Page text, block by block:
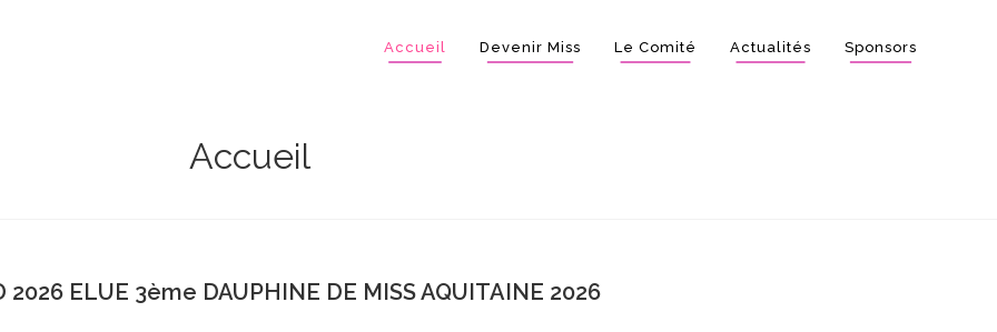
Accueil Devenir Miss Le Comité Actualités Sponsors
Accueil
2026 ELUE 3ème DAUPHINE DE MISS AQUITAINE 2026